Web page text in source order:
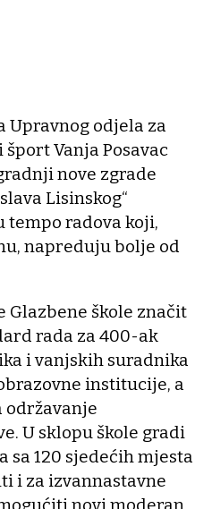
Upravnog odjela za
Vanja Posavac
nove zgrade
Lisinskog“
tempo radova koji,
napreduju bolje od
Glazbene škole značit
rada za 400-ak
i vanjskih suradnika
institucije, a
održavanje
U sklopu škole gradi
sa 120 sjedećih mjesta
i za izvannastavne